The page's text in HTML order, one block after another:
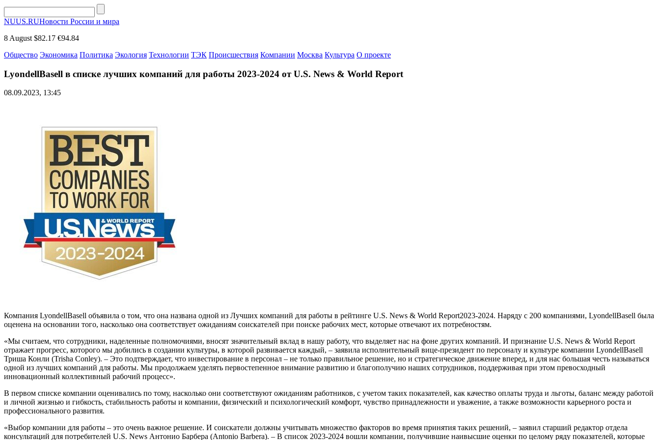
NUUS.RUНовости России и мира
8 August $82.17 €94.84
Общество Экономика Политика Экология Технологии ТЭК Происшествия Компании Москва Культура О проекте
LyondellBasell в списке лучших компаний для работы 2023-2024 от U.S. News & World Report
08.09.2023, 13:45
Компания LyondellBasell объявила о том, что она названа одной из Лучших компаний для работы в рейтинге U.S. News & World Report2023-2024. Наряду с 200 компаниями, LyondellBasell была
оценена на основании того, насколько она соответствует ожиданиям соискателей при поиске рабочих мест, которые отвечают их потребностям.
«Мы считаем, что сотрудники, наделенные полномочиями, вносят значительный вклад в нашу работу, что выделяет нас на фоне других компаний. И признание U.S. News & World Report
отражает прогресс, которого мы добились в создании культуры, в которой развивается каждый, – заявила исполнительный вице-президент по персоналу и культуре компании LyondellBasell
Триша Конли (Trisha Conley). – Это подтверждает, что инвестирование в персонал – не только правильное решение, но и стратегическое движение вперед, и для нас большая честь называться
одной из лучших компаний для работы. Мы продолжаем уделять первостепенное внимание развитию и благополучию наших сотрудников, поддерживая при этом превосходный
инновационный коллективный рабочий процесс».
В первом списке компании оценивались по тому, насколько они соответствуют ожиданиям работников, с учетом таких показателей, как качество оплаты труда и льготы, баланс между работой
и личной жизнью и гибкость, стабильность работы и компании, физический и психологический комфорт, чувство принадлежности и уважение, а также возможности карьерного роста и
профессионального развития.
«Выбор компании для работы – это очень важное решение. И соискатели должны учитывать множество факторов во время принятия таких решений, – заявил старший редактор отдела
консультаций для потребителей U.S. News Антонио Барбера (Antonio Barbera). – В список 2023-2024 вошли компании, получившие наивысшие оценки по целому ряду показателей, которые